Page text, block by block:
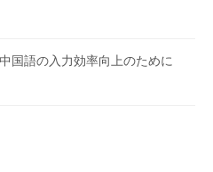
国語の入力効率向上のために